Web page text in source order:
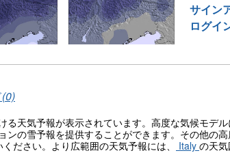
サイン
ログイ
天気予報が表示されています。高度な気候モデル
ンの雪予報を提供することができます。その他の
ださい。より広範囲の天気予報には、
Italy の天